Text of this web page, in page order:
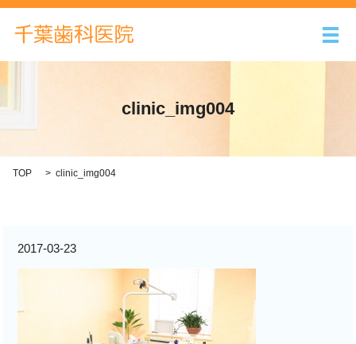
メ
clinic_img004
TOP clinic_img004
2017-03-23